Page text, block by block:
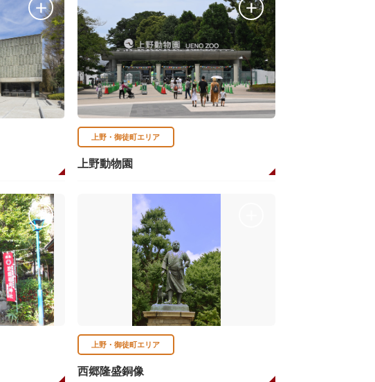
上野・御徒町エリア
上野動物園
上野・御徒町エリア
西郷隆盛銅像